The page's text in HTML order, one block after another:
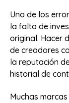
Uno de los
la falta de
original. Hacer
de creadores
la reputación
historial de
Muchas